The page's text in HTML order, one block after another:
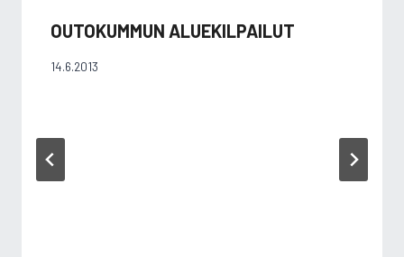
OUTOKUMMUN ALUEKILPAILUT
14.6.2013